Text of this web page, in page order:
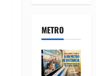
METRO